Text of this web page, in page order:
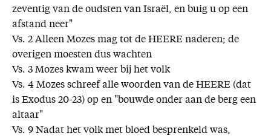
zeventig van de oudsten van Israël, en buig u op een
afstand neer"
Vs. 2 Alleen Mozes mag tot de HEERE naderen; de
overigen moesten dus wachten
Vs. 3 Mozes kwam weer bij het volk
Vs. 4 Mozes schreef alle woorden van de HEERE (dat
is Exodus 20-23) op en "bouwde onder aan de berg een
altaar"
Vs. 9 Nadat het volk met bloed besprenkeld was,